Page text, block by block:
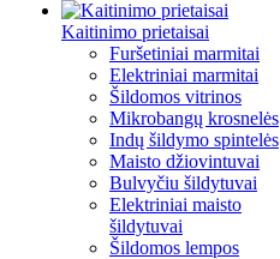
Kaitinimo prietaisai
Furšetiniai marmitai
Elektriniai marmitai
Šildomos vitrinos
Mikrobangų krosnelės
Indų šildymo spintelės
Maisto džiovintuvai
Bulvyčiu šildytuvai
Elektriniai maisto
šildytuvai
Šildomos lempos